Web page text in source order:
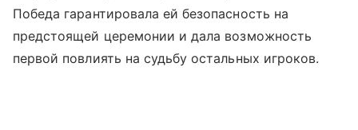
Победа гарантировала ей безопасность на
предстоящей церемонии и дала возможность
первой повлиять на судьбу остальных игроков.